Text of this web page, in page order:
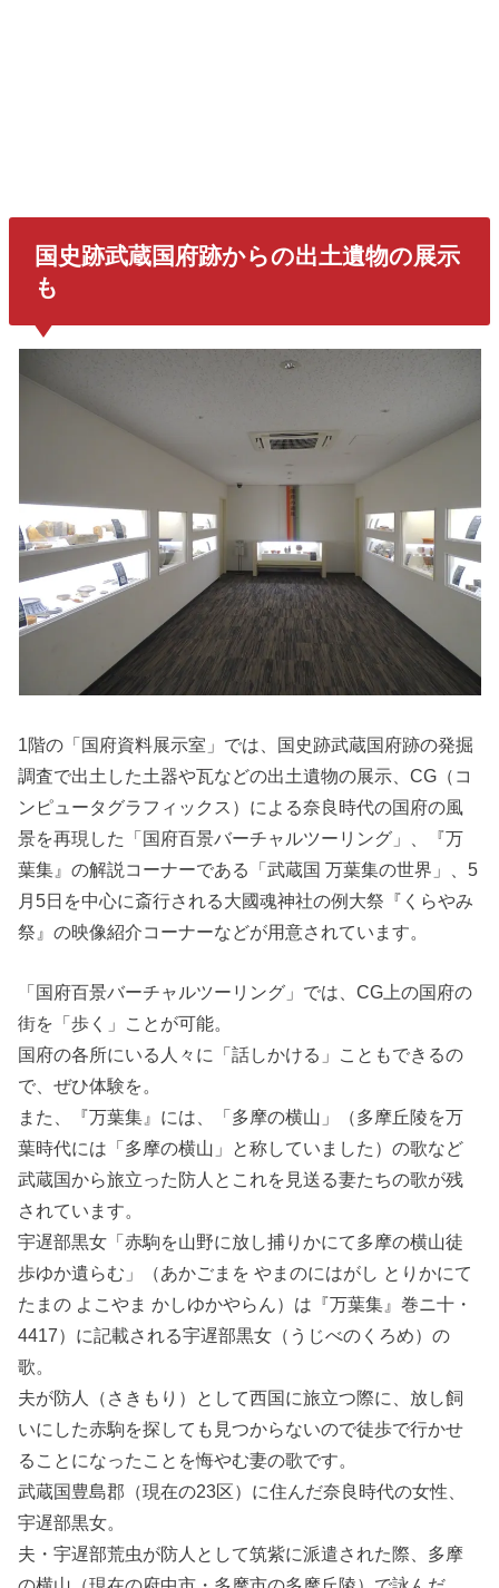
国史跡武蔵国府跡からの出土遺物の展示
も
1階の「国府資料展示室」では、国史跡武蔵国府跡の発掘
調査で出土した土器や瓦などの出土遺物の展示、CG（コ
ンピュータグラフィックス）による奈良時代の国府の風
景を再現した「国府百景バーチャルツーリング」、『万
葉集』の解説コーナーである「武蔵国 万葉集の世界」、5
月5日を中心に斎行される大國魂神社の例大祭『くらやみ
祭』の映像紹介コーナーなどが用意されています。
「国府百景バーチャルツーリング」では、CG上の国府の
街を「歩く」ことが可能。
国府の各所にいる人々に「話しかける」こともできるの
で、ぜひ体験を。
また、『万葉集』には、「多摩の横山」（多摩丘陵を万
葉時代には「多摩の横山」と称していました）の歌など
武蔵国から旅立った防人とこれを見送る妻たちの歌が残
されています。
宇遅部黒女「赤駒を山野に放し捕りかにて多摩の横山徒
歩ゆか遺らむ」（あかごまを やまのにはがし とりかにて
たまの よこやま かしゆかやらん）は『万葉集』巻ニ十・
4417）に記載される宇遅部黒女（うじべのくろめ）の
歌。
夫が防人（さきもり）として西国に旅立つ際に、放し飼
いにした赤駒を探しても見つからないので徒歩で行かせ
ることになったことを悔やむ妻の歌です。
武蔵国豊島郡（現在の23区）に住んだ奈良時代の女性、
宇遅部黒女。
夫・宇遅部荒虫が防人として筑紫に派遣された際、多摩